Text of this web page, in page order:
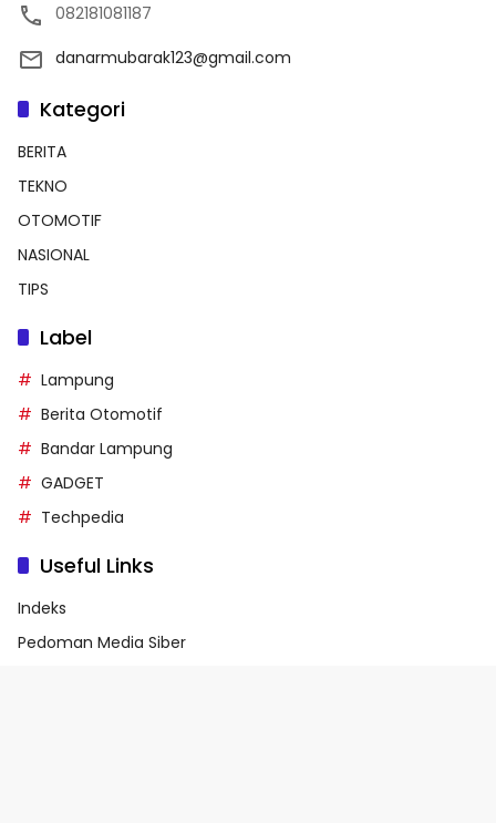
082181081187
danarmubarak123@gmail.com
Kategori
BERITA
TEKNO
OTOMOTIF
NASIONAL
TIPS
Label
Lampung
Berita Otomotif
Bandar Lampung
GADGET
Techpedia
Useful Links
Indeks
Pedoman Media Siber